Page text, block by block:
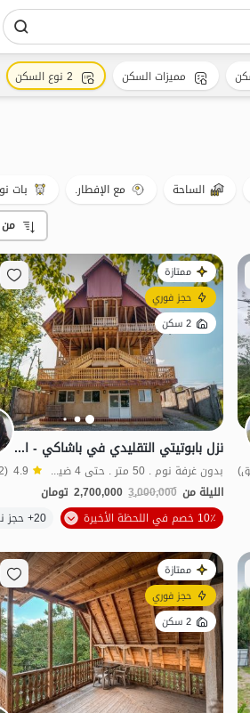
الساحة مع الإفطار. بات
الموقع على الخريطة
اقتصادي
ممتازة
حجز فوري
2 سكن
نزل بابوتيتي التقليدي في باشاكي - الطابق الأول
بدون غرفة نوم . 50 متر . حتى 4 ضيف 4.9 (12 تعليق)
الليلة من 3,000,000
2,700,000 تومان
10٪ خصم في اللحظة الأخيرة
20+ حجز ناجح
ممتازة
حجز فوري
2 سكن
مميزات السكن 2 نوع السكن